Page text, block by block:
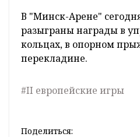
В "Минск-Арене"
разыграны награды в
кольцах, в опорном
перекладине.
#II европейские игры
Поделиться: